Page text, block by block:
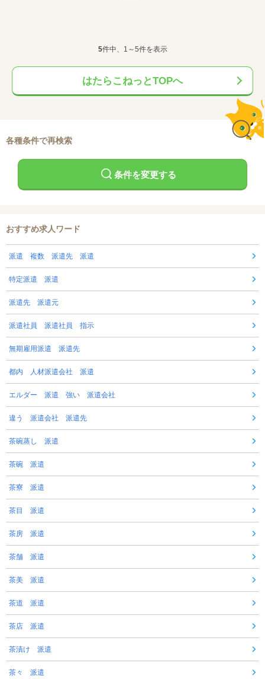
5件中、1～5件を表示
はたらこねっとTOPへ
各種条件で再検索
条件を変更する
おすすめ求人ワード
派遣 複数 派遣先 派遣
特定派遣 派遣
派遣先 派遣元
派遣社員 派遣社員 指示
無期雇用派遣 派遣先
都内 人材派遣会社 派遣
エルダー 派遣 強い 派遣会社
違う 派遣会社 派遣先
茶碗蒸し 派遣
茶碗 派遣
茶寮 派遣
茶目 派遣
茶房 派遣
茶舗 派遣
茶美 派遣
茶道 派遣
茶店 派遣
茶漬け 派遣
茶々 派遣